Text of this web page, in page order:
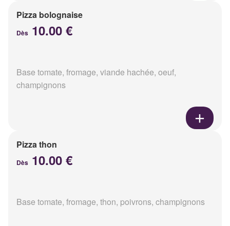
Pizza bolognaise
Dès 10.00 €
Base tomate, fromage, viande hachée, oeuf,
champignons
Pizza thon
Dès 10.00 €
Base tomate, fromage, thon, poivrons, champignons